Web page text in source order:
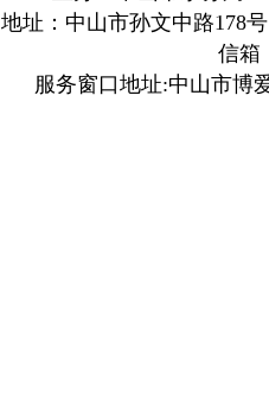
地址：中山市孙文中路178号
信箱
服务窗口地址:中山市博